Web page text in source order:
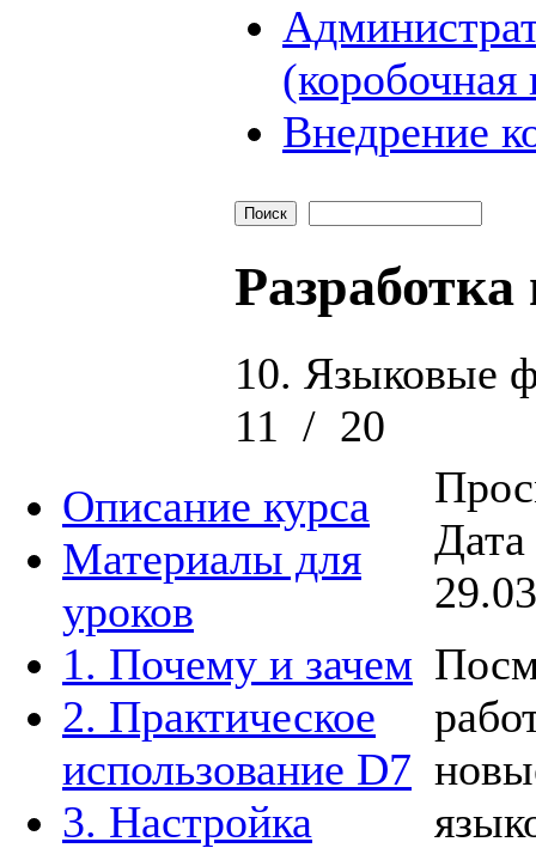
(коробочная
Внедрение
10. Языковые
11 / 20
Описание курса
Материалы для
уроков
1. Почему и зачем
2. Практическое
использование D7
3. Настройка
Дата